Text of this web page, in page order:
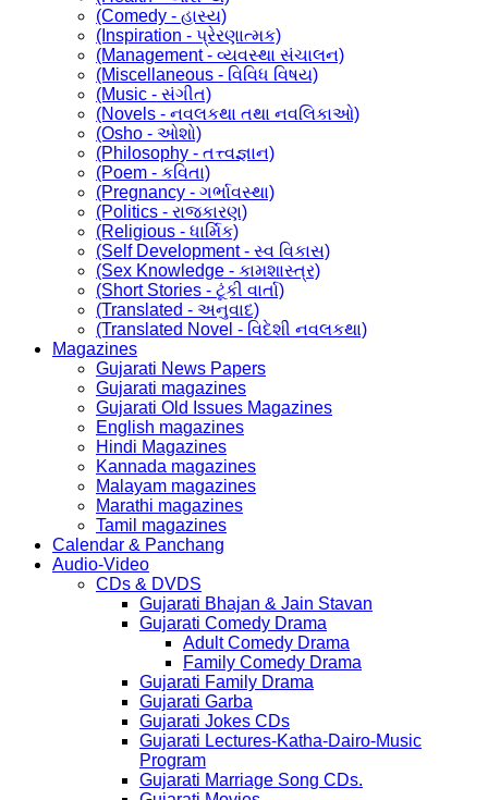
(Comedy - હાસ્ય)
(Inspiration - પ્રેરણાત્મક)
(Management - વ્યવસ્થા સંચાલન)
(Miscellaneous - વિવિધ વિષય)
(Music - સંગીત)
(Novels - નવલકથા તથા નવલિકાઓ)
(Osho - ઓશો)
(Philosophy - તત્ત્વજ્ઞાન)
(Poem - કવિતા)
(Pregnancy - ગર્ભાવસ્થા)
(Politics - રાજકારણ)
(Religious - ધાર્મિક)
(Self Development - સ્વ વિકાસ)
(Sex Knowledge - કામશાસ્ત્ર)
(Short Stories - ટૂંકી વાર્તા)
(Translated - અનુવાદ)
(Translated Novel - વિદેશી નવલકથા)
Magazines
Gujarati News Papers
Gujarati magazines
Gujarati Old Issues Magazines
English magazines
Hindi Magazines
Kannada magazines
Malayam magazines
Marathi magazines
Tamil magazines
Calendar & Panchang
Audio-Video
CDs & DVDS
Gujarati Bhajan & Jain Stavan
Gujarati Comedy Drama
Adult Comedy Drama
Family Comedy Drama
Gujarati Family Drama
Gujarati Garba
Gujarati Jokes CDs
Gujarati Lectures-Katha-Dairo-Music
Program
Gujarati Marriage Song CDs.